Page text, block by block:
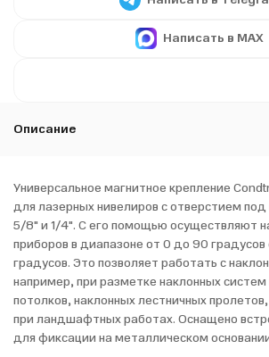
Написать в MAX
Описание
Универсальное магнитное крепление
для лазерных нивелиров с отверстием
5/8" и 1/4". С его помощью осуществляют
приборов в диапазоне от 0 до 90 градусов
градусов. Это позволяет работать с
например, при разметке наклонных
потолков, наклонных лестничных
при ландшафтных работах. Оснащено
для фиксации на металлическом